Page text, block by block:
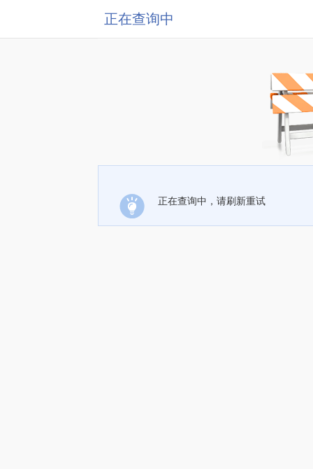
正在查询中
正在查询中，请刷新重试